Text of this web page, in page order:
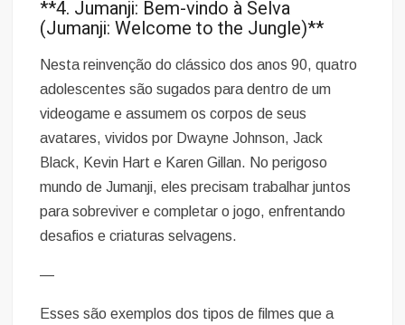
**4. Jumanji: Bem-vindo à Selva
(Jumanji: Welcome to the Jungle)**
Nesta reinvenção do clássico dos anos 90, quatro
adolescentes são sugados para dentro de um
videogame e assumem os corpos de seus
avatares, vividos por Dwayne Johnson, Jack
Black, Kevin Hart e Karen Gillan. No perigoso
mundo de Jumanji, eles precisam trabalhar juntos
para sobreviver e completar o jogo, enfrentando
desafios e criaturas selvagens.
—
Esses são exemplos dos tipos de filmes que a